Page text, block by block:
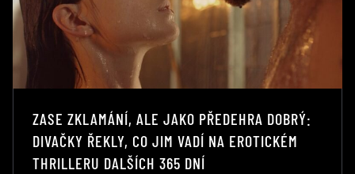
ZASE ZKLAMÁNÍ, ALE JAKO PŘEDEHRA DOBRÝ:
DIVAČKY ŘEKLY, CO JIM VADÍ NA EROTICKÉM
THRILLERU DALŠÍCH 365 DNÍ